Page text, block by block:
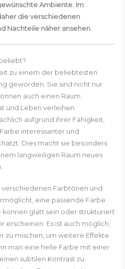
Ambiente. Im
die verschiedenen
Nachteile näher ansehen.
zu einem der beliebtesten
geworden. Sie sind nicht nur
auch einen Raum
und Leben verleihen.
aufgrund ihrer Fähigkeit,
interessanter und
Dies macht sie besonders
langweiligen Raum neues
Farbtönen und
eine passende Farbe
können glatt sein oder strukturiert
Es ist auch möglich,
zu mischen, um weitere Effekte
man eine helle Farbe mit einer
subtilen Kontrast zu